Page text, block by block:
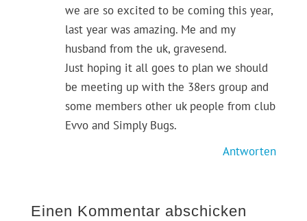
we are so excited to be coming this year,
last year was amazing. Me and my
husband from the uk, gravesend.
Just hoping it all goes to plan we should
be meeting up with the 38ers group and
some members other uk people from club
Evvo and Simply Bugs.
Antworten
Einen Kommentar abschicken